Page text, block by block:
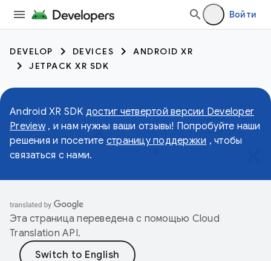
Войти
DEVELOP DEVICES
ANDROID XR
JETPACK XR SDK
Android XR SDK достиг четвертой версии Developer
Preview, и нам нужны ваши отзывы! Попробуйте наши
решения и посетите страницу поддержки , чтобы
связаться с нами.
Эта страница переведена с помощью Cloud
Translation API.